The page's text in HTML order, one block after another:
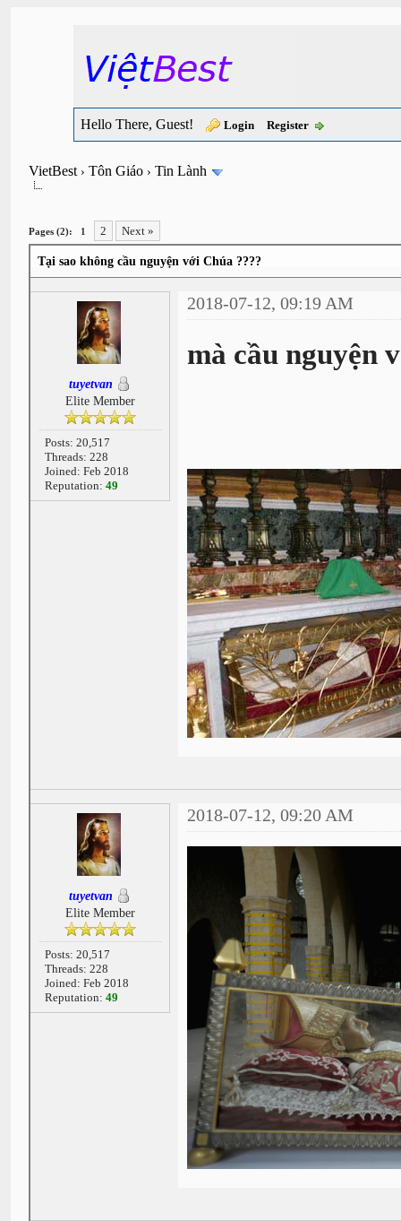
Hello There, Guest! Login Register
VietBest›Tôn Giáo ›Tin Lành
Pages (2): 1 2 Next »
Tại sao không cầu nguyện với Chúa ????
tuyetvan
Elite Member
Posts: 20,517
Threads: 228
Joined: Feb 2018
Reputation: 49
2018-07-12, 09:19 AM
mà cầu nguyện
tuyetvan
Elite Member
Posts: 20,517
Threads: 228
Joined: Feb 2018
Reputation: 49
2018-07-12, 09:20 AM